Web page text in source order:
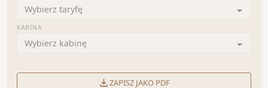
Wybierz taryfę
KABINA
Wybierz kabinę
ZAPISZ JAKO PDF